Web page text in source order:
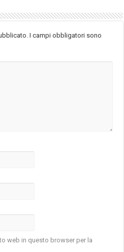
I campi obbligatori sono
web in questo browser per la